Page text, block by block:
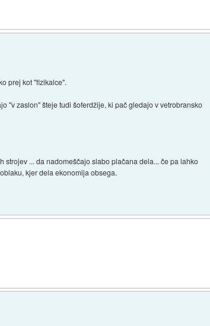
prej kot "fizikalce".
"v zaslon" šteje tudi šoferdžije, ki pač gledajo v vetrobransko
... da nadomeščajo slabo plačana dela... če pa lahko
kjer dela ekonomija obsega.